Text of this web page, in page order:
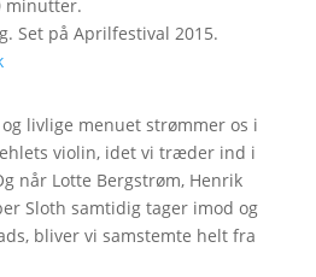
minutter.
Set på Aprilfestival 2015.
livlige menuet strømmer os i
violin, idet vi træder ind i
når Lotte Bergstrøm, Henrik
Sloth samtidig tager imod og
bliver vi samstemte helt fra